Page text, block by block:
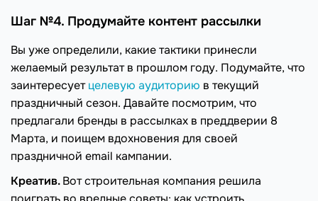
Шаг №4. Продумайте контент рассылки
Вы уже определили, какие тактики принесли
желаемый результат в прошлом году. Подумайте, что
заинтересуетцелевую аудиторию в текущий
праздничный сезон. Давайте посмотрим, что
предлагали бренды в рассылках в преддверии 8
Марта, и поищем вдохновения для своей
праздничной email кампании.
Креатив.Вот строительная компания решила